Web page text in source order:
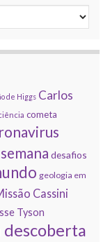
de Higgs Carlos
cometa
desafios
geologia em
Cassini
Tyson
descoberta